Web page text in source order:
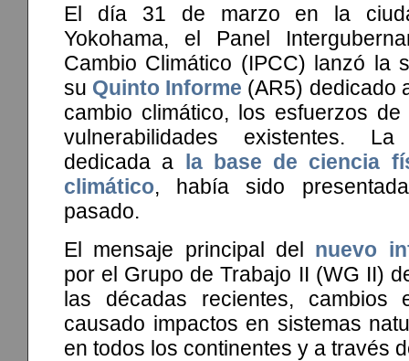
El día 31 de marzo en la
Yokohama, el Panel
Cambio Climático (IPCC) lanzó la
su Quinto Informe (AR5) dedicado
cambio climático, los esfuerzos
vulnerabilidades existentes.
dedicada a la base de ciencia
climático, había sido
pasado.
El mensaje principal del nuevo
por el Grupo de Trabajo II (WG II)
las décadas recientes,
causado impactos en sistemas
en todos los continentes y a través